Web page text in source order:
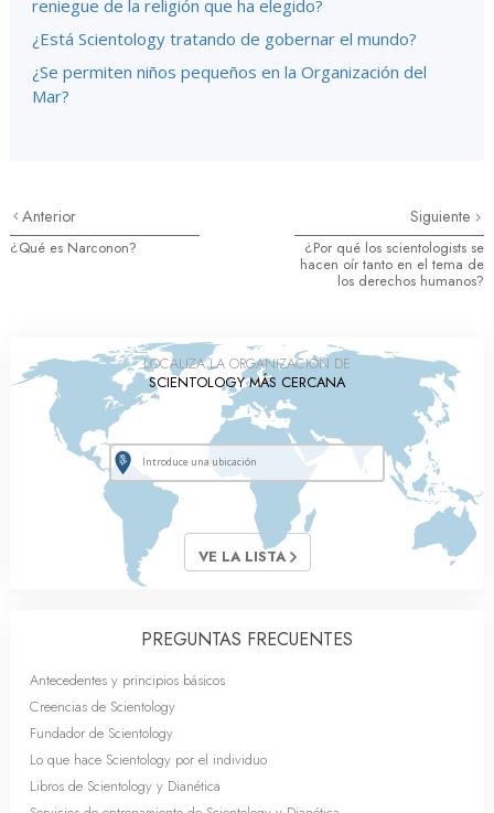
reniegue de la religión que ha elegido?
¿Está Scientology tratando de gobernar el mundo?
¿Se permiten niños pequeños en la Organización del
Mar?
Anterior
¿Qué es Narconon?
Siguiente
¿Por qué los scientologists se
hacen oír tanto en el tema de
los derechos humanos?
LOCALIZA LA ORGANIZACIÓN DE
SCIENTOLOGY MÁS CERCANA
VE LA LISTA
PREGUNTAS FRECUENTES
Antecedentes y principios básicos
Creencias de Scientology
Fundador de Scientology
Lo que hace Scientology por el individuo
Libros de Scientology y Dianética